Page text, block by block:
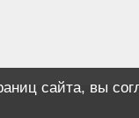
сайта, вы